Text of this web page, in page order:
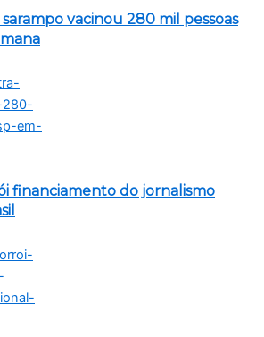
vacinou 280 mil pessoas
financiamento do jornalismo